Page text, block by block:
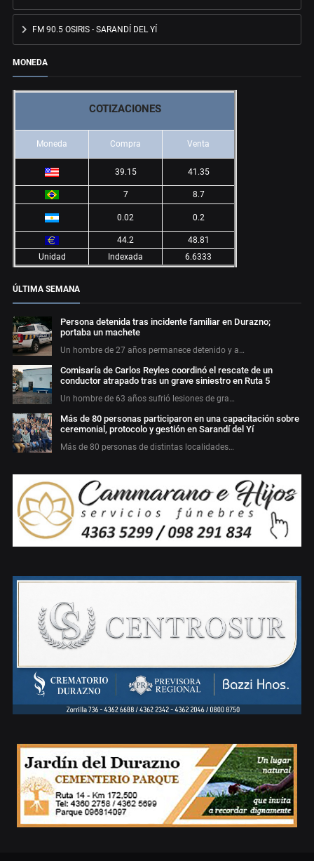
FM 90.5 OSIRIS - SARANDÍ DEL YÍ
MONEDA
COTIZACIONES
Moneda Compra Venta
39.15 41.35
7 8.7
0.02 0.2
44.2
48.81
Unidad
Indexada 6.6333
ÚLTIMA SEMANA
Persona detenida tras incidente familiar en Durazno;
portaba un machete
Un hombre de 27 años permanece detenido y a…
Comisaría de Carlos Reyles coordinó el rescate de un
conductor atrapado tras un grave siniestro en Ruta 5
Un hombre de 63 años sufrió lesiones de gra…
Más de 80 personas participaron en una capacitación sobre
ceremonial, protocolo y gestión en Sarandí del Yí
Más de 80 personas de distintas localidades…